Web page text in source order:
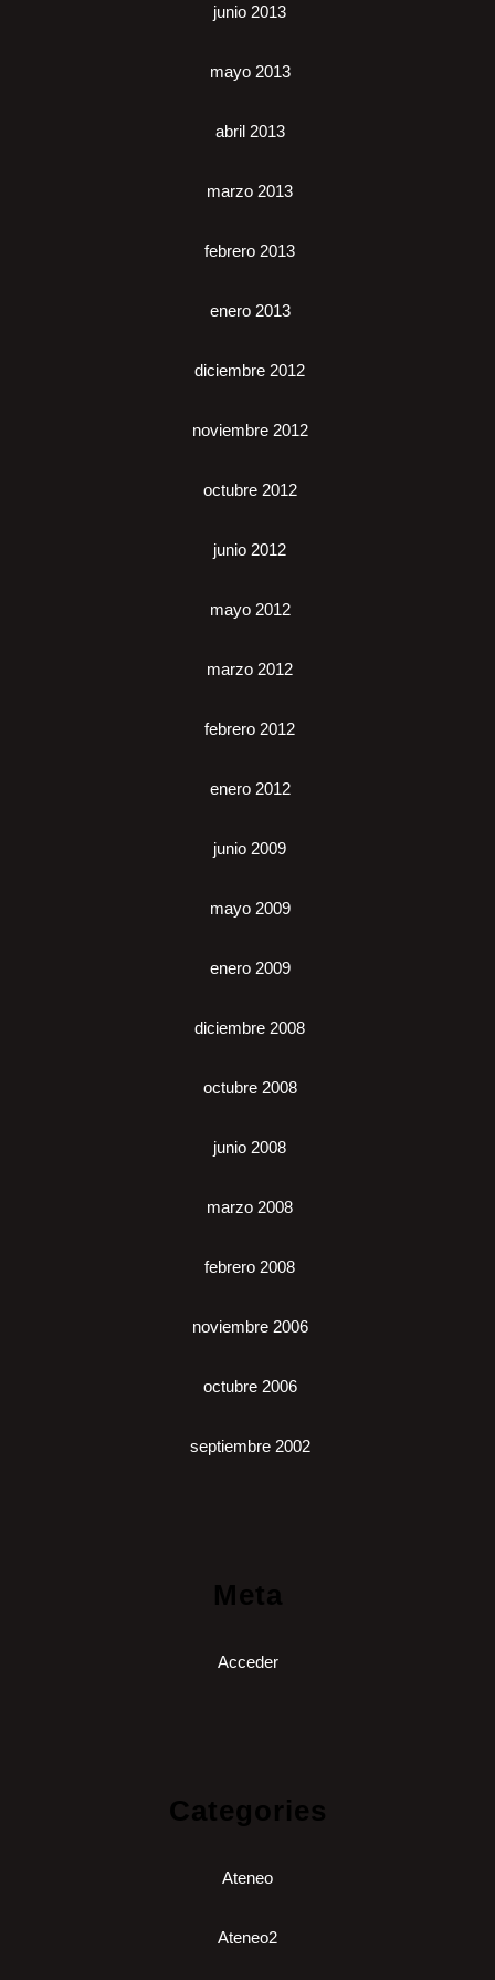
junio 2013
mayo 2013
abril 2013
marzo 2013
febrero 2013
enero 2013
diciembre 2012
noviembre 2012
octubre 2012
junio 2012
mayo 2012
marzo 2012
febrero 2012
enero 2012
junio 2009
mayo 2009
enero 2009
diciembre 2008
octubre 2008
junio 2008
marzo 2008
febrero 2008
noviembre 2006
octubre 2006
septiembre 2002
Meta
Acceder
Categories
Ateneo
Ateneo2